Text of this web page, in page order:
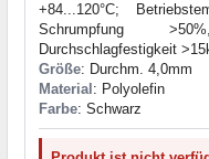
+84...120°C;
Schrumpfung
Durchschlagfestigkeit
Größe: Durchm. 4,0mm
Material : Polyolefin
Farbe: Schwarz